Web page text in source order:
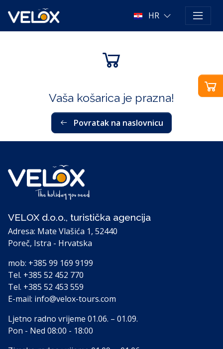
HR
Vaša košarica je prazna!
Povratak na naslovnicu
VELOX d.o.o., turistička agencija
Adresa: Mate Vlašića 1, 52440
Poreč, Istra - Hrvatska
mob: +385 99 169 9199
Tel. +385 52 452 770
Tel. +385 52 453 559
E-mail: info@velox-tours.com
Ljetno radno vrijeme 01.06. – 01.09.
Pon - Ned 08:00 - 18:00